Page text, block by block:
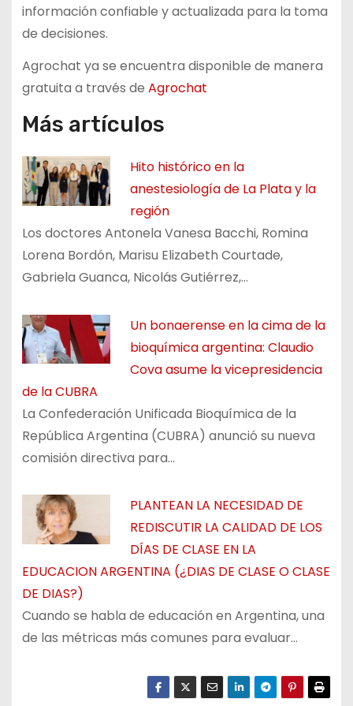
información confiable y actualizada para la toma
de decisiones.
Agrochat ya se encuentra disponible de manera
gratuita a través de Agrochat
Más artículos
Hito histórico en la
anestesiología de La Plata y la
región
Los doctores Antonela Vanesa Bacchi, Romina
Lorena Bordón, Marisu Elizabeth Courtade,
Gabriela Guanca, Nicolás Gutiérrez,…
Un bonaerense en la cima de la
bioquímica argentina: Claudio
Cova asume la vicepresidencia
de la CUBRA
La Confederación Unificada Bioquímica de la
República Argentina (CUBRA) anunció su nueva
comisión directiva para…
PLANTEAN LA NECESIDAD DE
REDISCUTIR LA CALIDAD DE LOS
DÍAS DE CLASE EN LA
EDUCACION ARGENTINA (¿DIAS DE CLASE O CLASE
DE DIAS?)
Cuando se habla de educación en Argentina, una
de las métricas más comunes para evaluar…